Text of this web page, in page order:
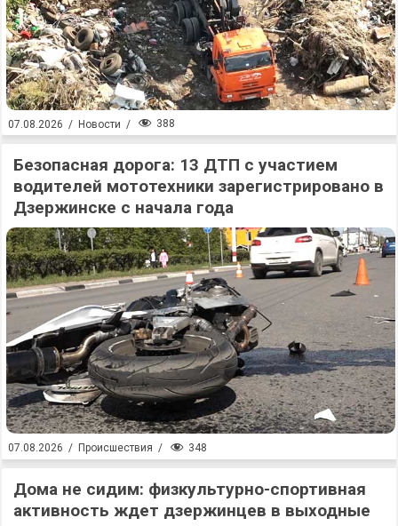
07.08.2026 / Новости / 388
Безопасная дорога: 13 ДТП с участием
водителей мототехники зарегистрировано в
Дзержинске с начала года
07.08.2026 / Происшествия / 348
Дома не сидим: физкультурно-спортивная
активность ждет дзержинцев в выходные